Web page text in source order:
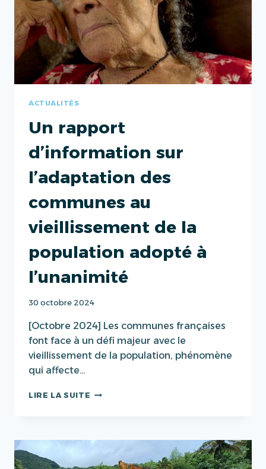
ACTUALITÉS
Un rapport
d’information sur
l’adaptation des
communes au
vieillissement de la
population adopté à
l’unanimité
30 octobre 2024
[Octobre 2024] Les communes françaises
font face à un défi majeur avec le
vieillissement de la population, phénomène
qui affecte…
LIRE LA SUITE UN
L’ADAPTATION
COMMUNES